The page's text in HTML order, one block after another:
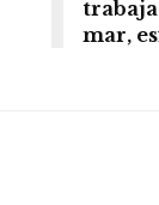
mar,